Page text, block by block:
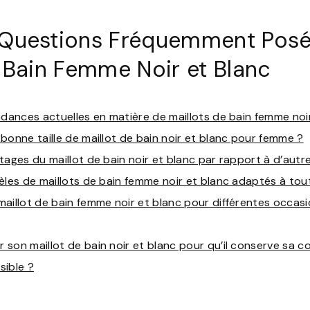
Fréquemment
Femme Noir et Blanc
actuelles en matière de maillots de bain femme
taille de maillot de bain noir et blanc pour femme ?
du maillot de bain noir et blanc par rapport à
de maillots de bain femme noir et blanc adaptés à
de bain femme noir et blanc pour différentes
son maillot de bain noir et blanc pour qu’il conserve sa
?